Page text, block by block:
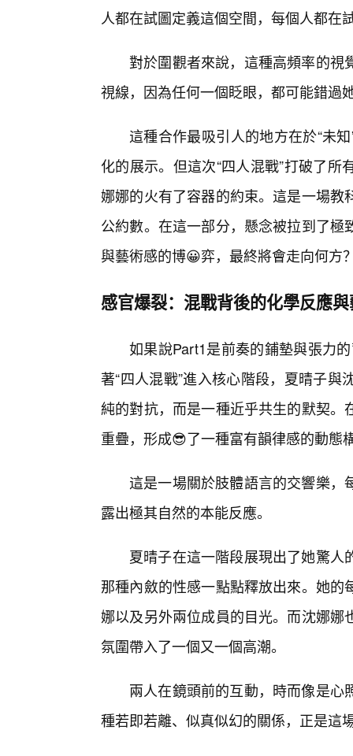
人都在試圖定義這個空間，每個人都在
對於圍觀者來說，這種高頻率的視
視線，因為任何一個眨眼，都可能錯過
這種合作最吸引人的地方在於“未
化的展示。但這次“四人混戰”打破了
娜娜的火有了容器的約束。這是一場
公約數。在這一部分，懸念被拉到了
與藝術感的博😀弈，最終將會走向何方
感官爆裂：混戰背後的化學反應
如果說Part1是前奏的鋪墊與張力
著“四人混戰”進入核心階段，夏晴子
純的對抗，而是一種近乎共生的默契
重疊，形成😎了一種富有韻律感的動態
這是一場關於肢體語言的交響樂
露出極其自然的本能反應。
夏晴子在這一階段展現出了她驚
那種內斂的性感一點點釋放出來。她
娜以及另外兩位成員的目光。而沈娜
氛圍帶入了一個又一個高潮。
兩人在鏡頭前的互動，時而像是
種若即若離、似真似幻的關係，正是這